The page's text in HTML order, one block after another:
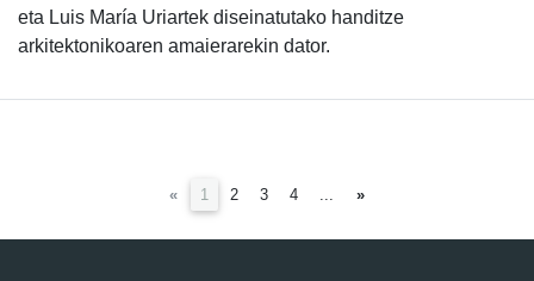
eta Luis María Uriartek diseinatutako handitze
arkitektonikoaren amaierarekin dator.
« 1 (current)
2 3 4 »